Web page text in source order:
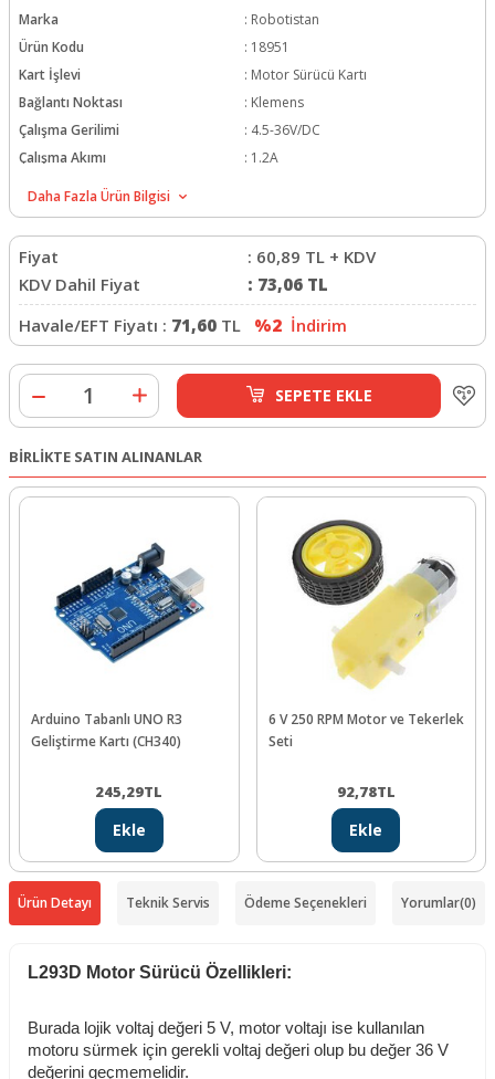
Marka : Robotistan
Ürün Kodu
: 18951
Kart İşlevi
: Motor Sürücü Kartı
Bağlantı Noktası
: Klemens
Çalışma Gerilimi
: 4.5-36V/DC
Çalışma Akımı
: 1.2A
Daha Fazla Ürün Bilgisi
Fiyat : 60,89 TL + KDV
KDV Dahil Fiyat
: 73,06 TL
Havale/EFT Fiyatı : 71,60 TL %2 İndirim
SEPETE EKLE
BİRLİKTE SATIN ALINANLAR
Arduino Tabanlı UNO R3
Geliştirme Kartı (CH340)
245,29TL
Ekle
6 V 250 RPM Motor ve Tekerlek
Seti
92,78TL
Ekle
Ürün Detayı Teknik Servis Ödeme Seçenekleri Yorumlar(0)
L293D Motor Sürücü Özellikleri:
Burada lojik voltaj değeri 5 V, motor voltajı ise kullanılan
motoru sürmek için gerekli voltaj değeri olup bu değer 36 V
değerini geçmemelidir.